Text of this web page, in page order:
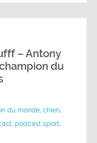
– Antony
du
du monde,chien,
, podcast sport,